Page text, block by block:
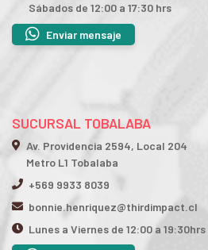
Sábados de 12:00 a 17:30 hrs
Enviar mensaje
SUCURSAL TOBALABA
Av. Providencia 2594, Local 204
Metro L1 Tobalaba
+569 9933 8039
bonnie.henriquez@thirdimpact.cl
Lunes a Viernes de 12:00 a 19:30hrs